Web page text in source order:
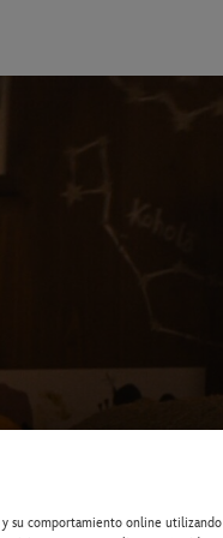
y su comportamiento online utilizando